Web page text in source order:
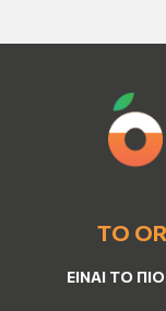
ΤΟ
ΕΊΝΑΙ ΤO ΠΙΟ